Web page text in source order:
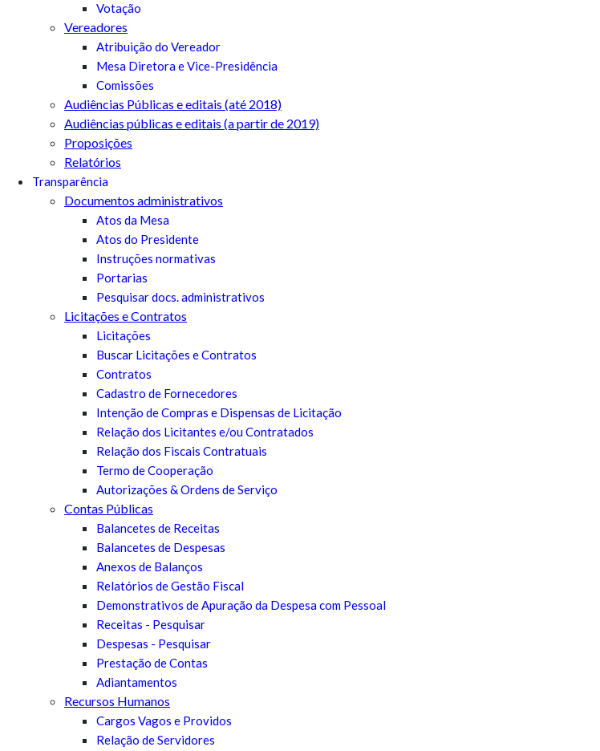
Votação
Vereadores
Atribuição do Vereador
Mesa Diretora e Vice-Presidência
Comissões
Audiências Públicas e editais (até 2018)
Audiências públicas e editais (a partir de 2019)
Proposições
Relatórios
Transparência
Documentos administrativos
Atos da Mesa
Atos do Presidente
Instruções normativas
Portarias
Pesquisar docs. administrativos
Licitações e Contratos
Licitações
Buscar Licitações e Contratos
Contratos
Cadastro de Fornecedores
Intenção de Compras e Dispensas de Licitação
Relação dos Licitantes e/ou Contratados
Relação dos Fiscais Contratuais
Termo de Cooperação
Autorizações & Ordens de Serviço
Contas Públicas
Balancetes de Receitas
Balancetes de Despesas
Anexos de Balanços
Relatórios de Gestão Fiscal
Demonstrativos de Apuração da Despesa com Pessoal
Receitas - Pesquisar
Despesas - Pesquisar
Prestação de Contas
Adiantamentos
Recursos Humanos
Cargos Vagos e Providos
Relação de Servidores